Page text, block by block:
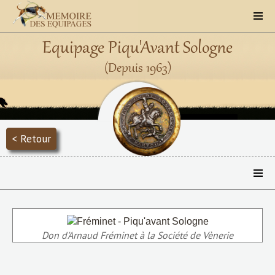
Equipage Piqu'Avant Sologne
(Depuis 1963)
< Retour
Don d'Arnaud Fréminet à la Société de Vènerie